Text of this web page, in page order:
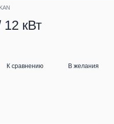
кВт
К сравнению В желания